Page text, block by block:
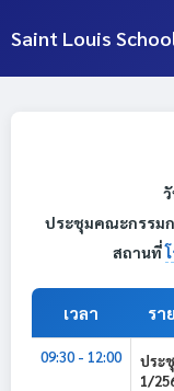
Saint Louis
ประชุมคณะกรรมก
สถานที่
เวลา รา
09:30 - 12:00
ประ
1/